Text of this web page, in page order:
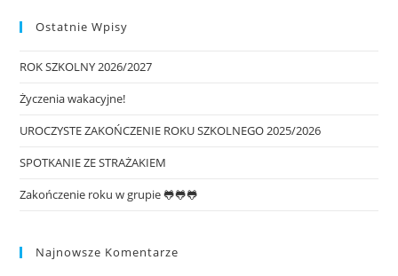
Ostatnie Wpisy
ROK SZKOLNY 2026/2027
Życzenia wakacyjne!
UROCZYSTE ZAKOŃCZENIE ROKU SZKOLNEGO 2025/2026
SPOTKANIE ZE STRAŻAKIEM
Zakończenie roku w grupie 🐸🐸🐸
Najnowsze Komentarze